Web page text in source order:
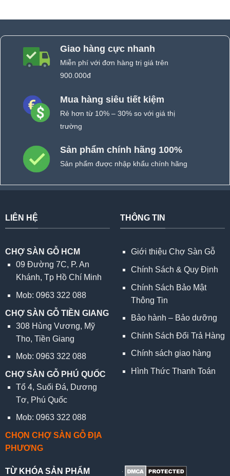
Giao hàng cực nhanh
Miễn phí với đơn hàng trị giá trên
900.000đ
Mua hàng siêu tiết kiệm
Rẻ hơn từ 10% – 30% so với giá thị
trường
Sản phẩm chính hãng 100%
Sản phẩm được nhập khẩu chính hãng
LIÊN HỆ
CHỢ SÀN GỖ HCM
09 Đường 7C, P. An
Khánh, Tp Hồ Chí Minh
Mob: 0963 322 088
CHỢ SÀN GỖ TIỀN GIANG
308 Hùng Vương, Mỹ
Tho, Tiền Giang
Mob: 0963 322 088
CHỢ SÀN GỖ PHÚ QUỐC
Tổ 4, Suối Đá, Dương
Tơ, Phú Quốc
Mob: 0963 322 088
CHỌN CHỢ SÀN GỖ ĐỊA
PHƯƠNG
THÔNG TIN
Giới thiệu Chợ Sàn Gỗ
Chính Sách & Quy Định
Chính Sách Bảo Mật
Thông Tin
Bảo hành – Bảo dưỡng
Chính Sách Đổi Trả Hàng
Chính sách giao hàng
Hình Thức Thanh Toán
TỪ KHÓA SẢN PHẨM